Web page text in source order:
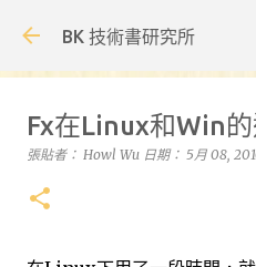
BK 技術書研究所
Fx在Linux和Win的
張貼者： Howl Wu 日期： 5月 08,